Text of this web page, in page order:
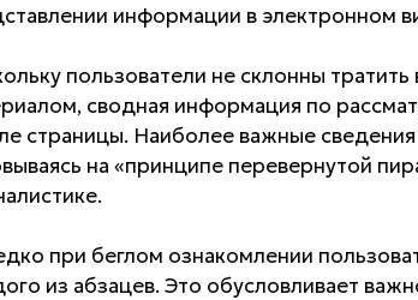
информации в электронном
пользователи не склонны
сводная информация по
страницы. Наиболее важные
на «принципе перевернутой
при беглом ознакомлении
из абзацев. Это обусловливает